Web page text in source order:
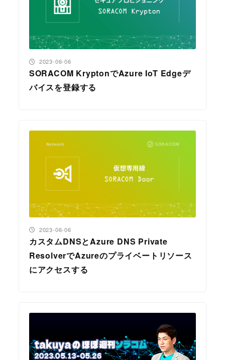
SORACOM KryptonでAzure IoT Edgeデ
バイスを登録する
投稿日
2023-06-06
カスタムDNSとAzure DNS Private
ResolverでAzureのプライベートリソース
にアクセスする
投稿日
2023-06-06